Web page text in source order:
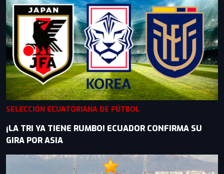
SELECCIÓN ECUATORIANA DE FÚTBOL
¡LA TRI YA TIENE RUMBO! ECUADOR CONFIRMA SU
GIRA POR ASIA